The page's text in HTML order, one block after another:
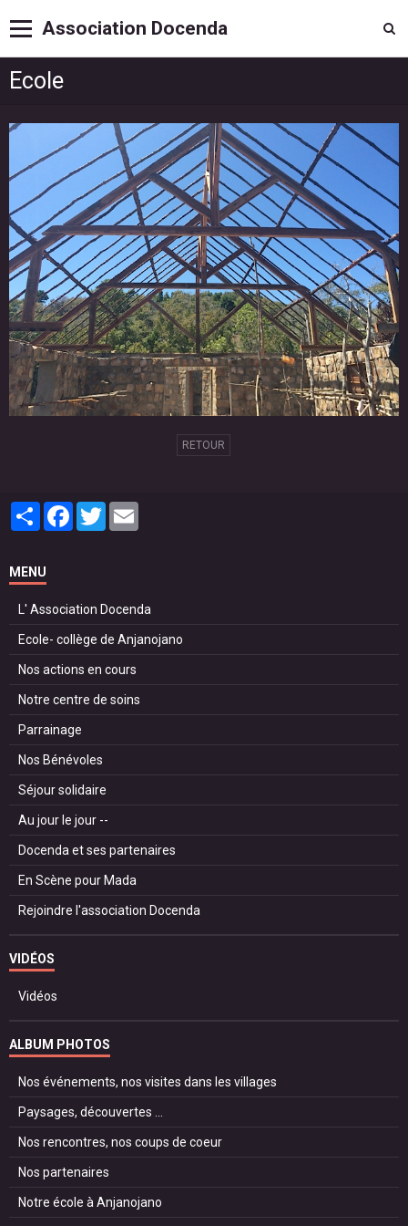
Association Docenda
Ecole
RETOUR
PartagerFacebook
Twitter
MENU
L' Association Docenda
Ecole- collège de Anjanojano
Nos actions en cours
Notre centre de soins
Parrainage
Nos Bénévoles
Séjour solidaire
Au jour le jour --
Docenda et ses partenaires
En Scène pour Mada
Rejoindre l'association Docenda
VIDÉOS
Vidéos
ALBUM PHOTOS
Nos événements, nos visites dans les villages
Paysages, découvertes ...
Nos rencontres, nos coups de coeur
Nos partenaires
Notre école à Anjanojano